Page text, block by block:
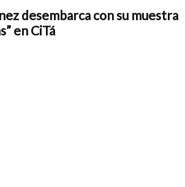
desembarca con su muestra
en CiTá